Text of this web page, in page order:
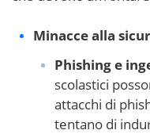
Minacce alla
Phishing e
scolastici
attacchi di
tentano di